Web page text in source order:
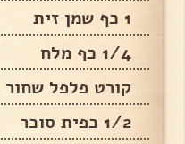
1 כף שמן זית
1/4 כף מלח
קורט פלפל שחור
1/2 כפית סוכר